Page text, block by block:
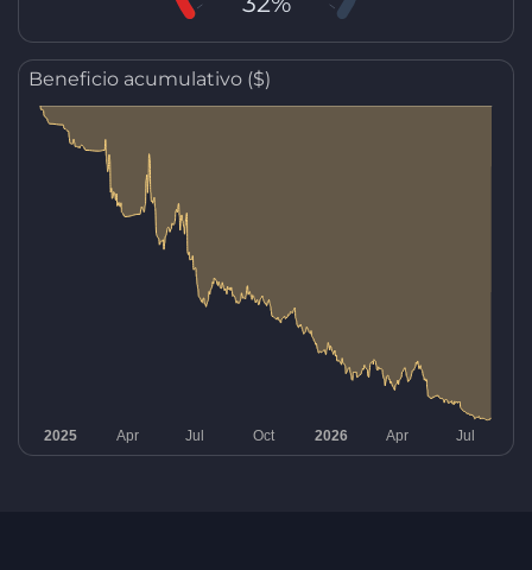
Beneficio acumulativo ($)